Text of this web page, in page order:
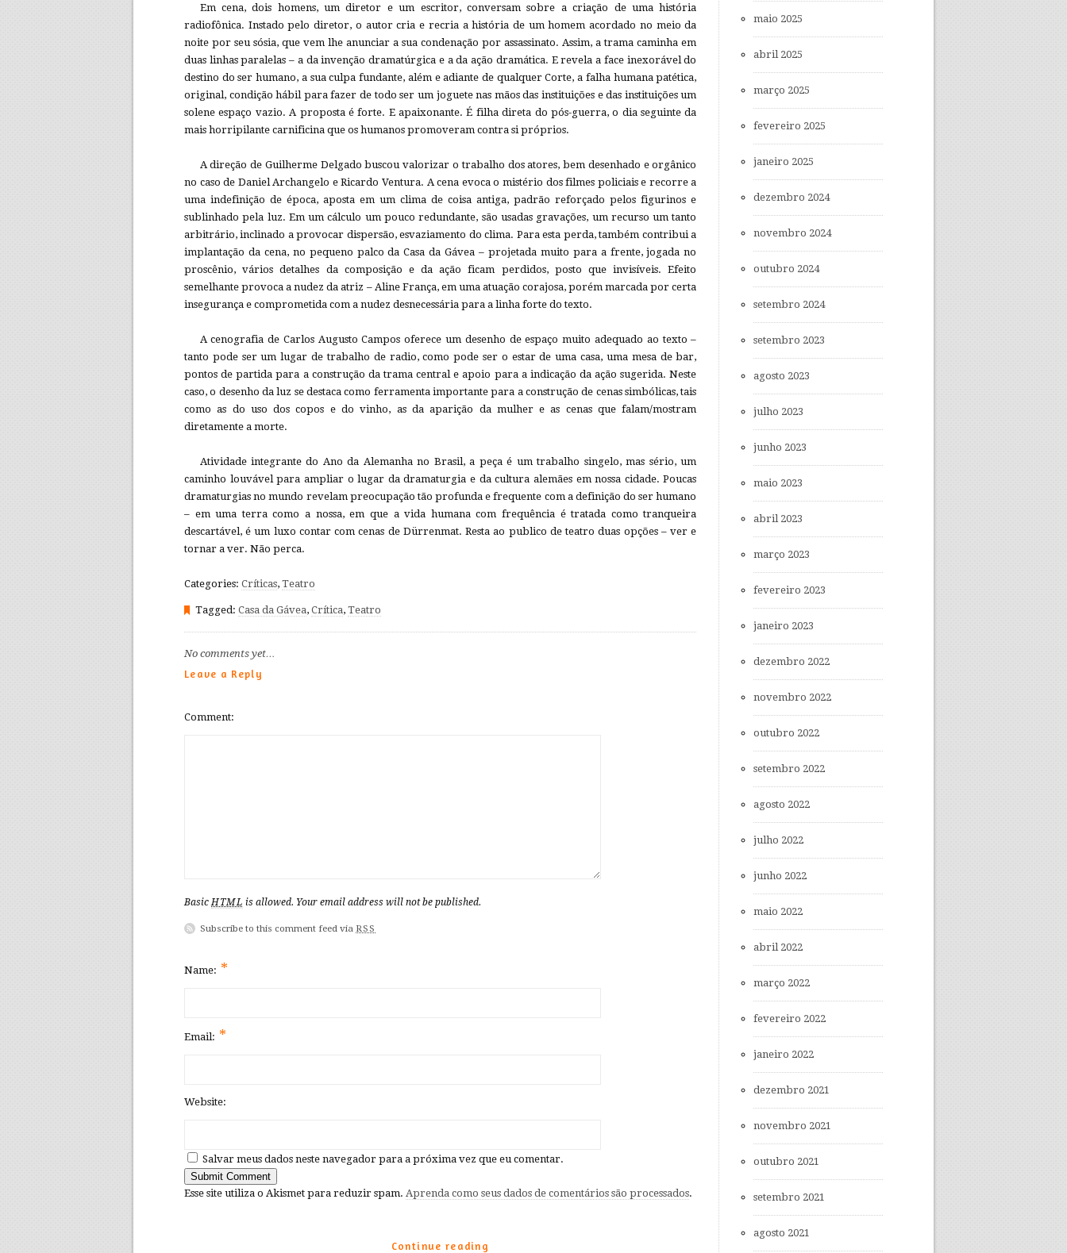
Em cena, dois homens, um diretor e um escritor, conversam sobre a criação de uma história
radiofônica. Instado pelo diretor, o autor cria e recria a história de um homem acordado no meio da
noite por seu sósia, que vem lhe anunciar a sua condenação por assassinato. Assim, a trama caminha em
duas linhas paralelas – a da invenção dramatúrgica e a da ação dramática. E revela a face inexorável do
destino do ser humano, a sua culpa fundante, além e adiante de qualquer Corte, a falha humana patética,
original, condição hábil para fazer de todo ser um joguete nas mãos das instituições e das instituições um
solene espaço vazio. A proposta é forte. E apaixonante. É filha direta do pós-guerra, o dia seguinte da
mais horripilante carnificina que os humanos promoveram contra si próprios.
A direção de Guilherme Delgado buscou valorizar o trabalho dos atores, bem desenhado e orgânico
no caso de Daniel Archangelo e Ricardo Ventura. A cena evoca o mistério dos filmes policiais e recorre a
uma indefinição de época, aposta em um clima de coisa antiga, padrão reforçado pelos figurinos e
sublinhado pela luz. Em um cálculo um pouco redundante, são usadas gravações, um recurso um tanto
arbitrário, inclinado a provocar dispersão, esvaziamento do clima. Para esta perda, também contribui a
implantação da cena, no pequeno palco da Casa da Gávea – projetada muito para a frente, jogada no
proscênio, vários detalhes da composição e da ação ficam perdidos, posto que invisíveis. Efeito
semelhante provoca a nudez da atriz – Aline França, em uma atuação corajosa, porém marcada por certa
insegurança e comprometida com a nudez desnecessária para a linha forte do texto.
A cenografia de Carlos Augusto Campos oferece um desenho de espaço muito adequado ao texto –
tanto pode ser um lugar de trabalho de radio, como pode ser o estar de uma casa, uma mesa de bar,
pontos de partida para a construção da trama central e apoio para a indicação da ação sugerida. Neste
caso, o desenho da luz se destaca como ferramenta importante para a construção de cenas simbólicas, tais
como as do uso dos copos e do vinho, as da aparição da mulher e as cenas que falam/mostram
diretamente a morte.
Atividade integrante do Ano da Alemanha no Brasil, a peça é um trabalho singelo, mas sério, um
caminho louvável para ampliar o lugar da dramaturgia e da cultura alemães em nossa cidade. Poucas
dramaturgias no mundo revelam preocupação tão profunda e frequente com a definição do ser humano
– em uma terra como a nossa, em que a vida humana com frequência é tratada como tranqueira
descartável, é um luxo contar com cenas de Dürrenmat. Resta ao publico de teatro duas opções – ver e
tornar a ver. Não perca.
Categories: Críticas, Teatro
Tagged: Casa da Gávea, Crítica, Teatro
No comments yet…
Leave a Reply
Comment
BasicHTML is allowed. Your email address will not be published.
Subscribe to this comment feed via RSS
Name: *
Email: *
Website:
Salvar meus dados neste navegador para a próxima vez que eu comentar.
Esse site utiliza o Akismet para reduzir spam. Aprenda como seus dados de comentários são processados.
Continue reading
maio 2025
abril 2025
março 2025
fevereiro 2025
janeiro 2025
dezembro 2024
novembro 2024
outubro 2024
setembro 2024
setembro 2023
agosto 2023
julho 2023
junho 2023
maio 2023
abril 2023
março 2023
fevereiro 2023
janeiro 2023
dezembro 2022
novembro 2022
outubro 2022
setembro 2022
agosto 2022
julho 2022
junho 2022
maio 2022
abril 2022
março 2022
fevereiro 2022
janeiro 2022
dezembro 2021
novembro 2021
outubro 2021
setembro 2021
agosto 2021